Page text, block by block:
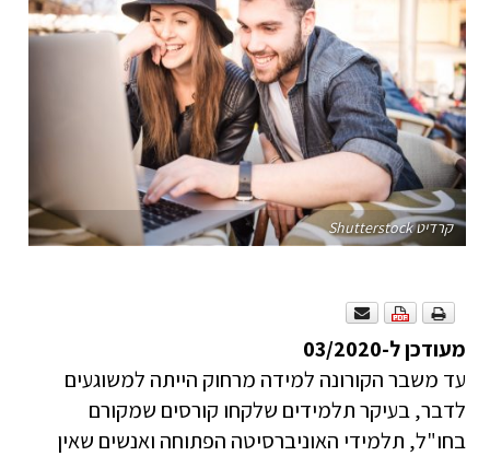
קרדיט Shutterstock
מעודכן ל-03/2020
עד משבר הקורונה למידה מרחוק הייתה למשוגעים
לדבר, בעיקר תלמידים שלקחו קורסים שמקורם
בחו"ל, תלמידי האוניברסיטה הפתוחה ואנשים שאין